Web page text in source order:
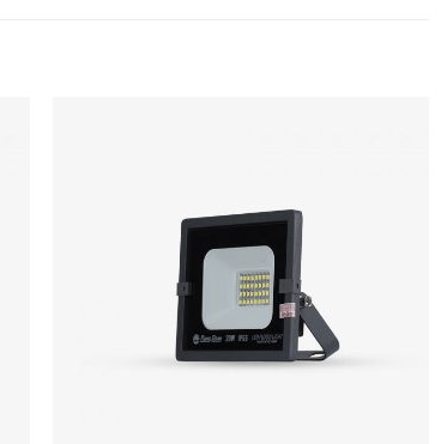
tác động tiêu cực đến môi
người sử dụng.
quả, cho phép sử dụng ở cả